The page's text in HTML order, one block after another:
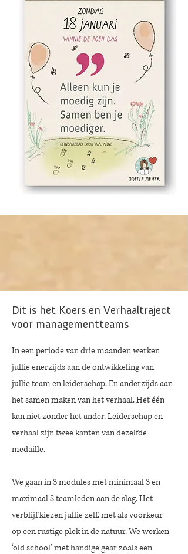
Dit is het Koers en Verhaaltraject
voor managementteams
In een periode van drie maanden werken
jullie enerzijds aan de ontwikkeling van
jullie team en leiderschap. En anderzijds aan
het samen maken van het verhaal. Het één
kan niet zonder het ander. Leiderschap en
verhaal zijn twee kanten van dezelfde
medaille.
We gaan in 3 modules met minimaal 3 en
maximaal 8 teamleden aan de slag. Het
verblijf kiezen jullie zelf, met als voorkeur
op een rustige plek in de natuur. We werken
‘old school’ met handige gear zoals een